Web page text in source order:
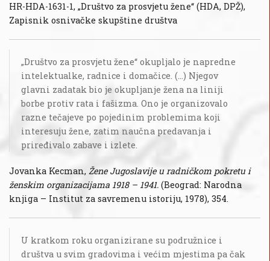
HR-HDA-1631-1, „Društvo za prosvjetu žene“ (HDA, DPŽ),
Zapisnik osnivačke skupštine društva
„Društvo za prosvjetu žene“ okupljalo je napredne
intelektualke, radnice i domačice. (...) Njegov
glavni zadatak bio je okupljanje žena na liniji
borbe protiv rata i fašizma. Ono je organizovalo
razne tečajeve po pojedinim problemima koji
interesuju žene, zatim naučna predavanja i
priređivalo zabave i izlete.
Jovanka Kecman, Žene Jugoslavije u radničkom pokretu i
ženskim organizacijama 1918 – 1941. (Beograd: Narodna
knjiga – Institut za savremenu istoriju, 1978), 354.
U kratkom roku organizirane su podružnice i
društva u svim gradovima i većim mjestima pa čak